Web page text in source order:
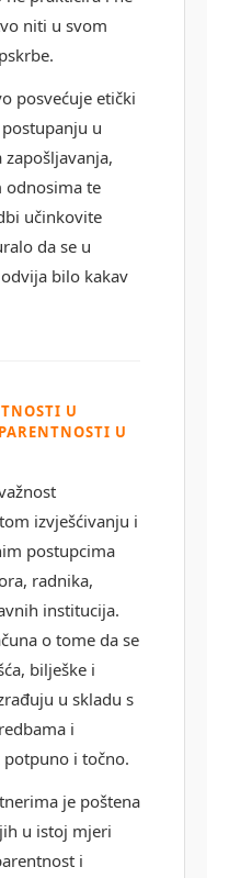
niti u svom
posvećuje etički
u
odnosima te
učinkovite
da se u
bilo kakav
U
U
izvješćivanju i
postupcima
radnika,
institucija.
o tome da se
bilješke i
u skladu s
i
i točno.
je poštena
u istoj mjeri
i